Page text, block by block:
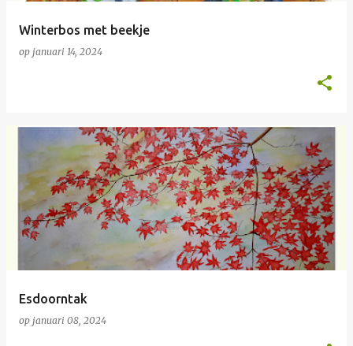
Winterbos met beekje
op januari 14, 2024
Esdoorntak
op januari 08, 2024